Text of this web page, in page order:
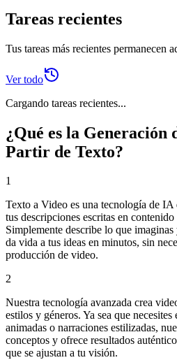
Tareas recientes
Tus tareas más recientes permanecen
Ver todo
Cargando tareas recientes...
¿Qué es la Generación
Partir de Texto?
1
Texto a Video es una tecnología de
tus descripciones escritas en
Simplemente describe lo que
da vida a tus ideas en minutos, sin
producción de video.
2
Nuestra tecnología avanzada crea
estilos y géneros. Ya sea que necesites
animadas o narraciones estilizadas,
conceptos y ofrece resultados
que se ajustan a tu visión.